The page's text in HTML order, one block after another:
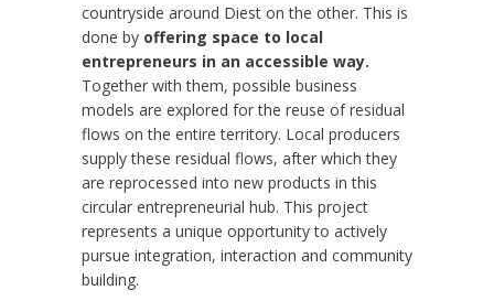
countryside around Diest on the other. This is
done by offering space to local
entrepreneurs in an accessible way.
Together with them, possible business
models are explored for the reuse of residual
flows on the entire territory. Local producers
supply these residual flows, after which they
are reprocessed into new products in this
circular entrepreneurial hub. This project
represents a unique opportunity to actively
pursue integration, interaction and community
building.